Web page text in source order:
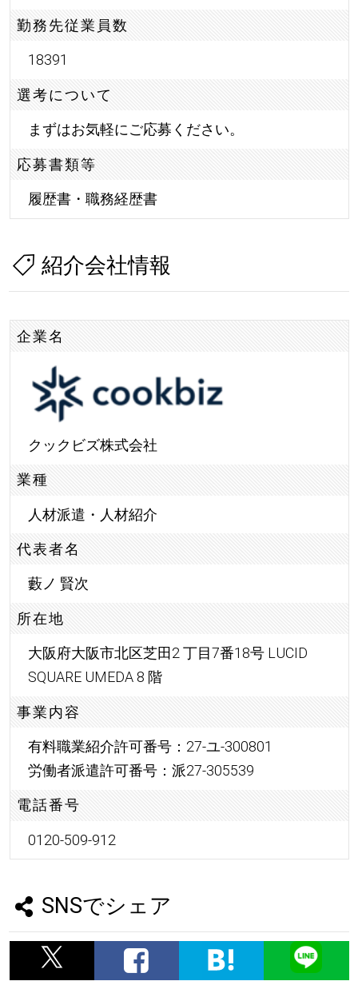
勤務先従業員数
18391
選考について
まずはお気軽にご応募ください。
応募書類等
履歴書・職務経歴書
紹介会社情報
企業名
クックビズ株式会社
業種
人材派遣・人材紹介
代表者名
藪ノ 賢次
所在地
大阪府大阪市北区芝田2 丁目7番18号 LUCID
SQUARE UMEDA 8 階
事業内容
有料職業紹介許可番号：27-ユ-300801
労働者派遣許可番号：派27-305539
電話番号
0120-509-912
SNSでシェア